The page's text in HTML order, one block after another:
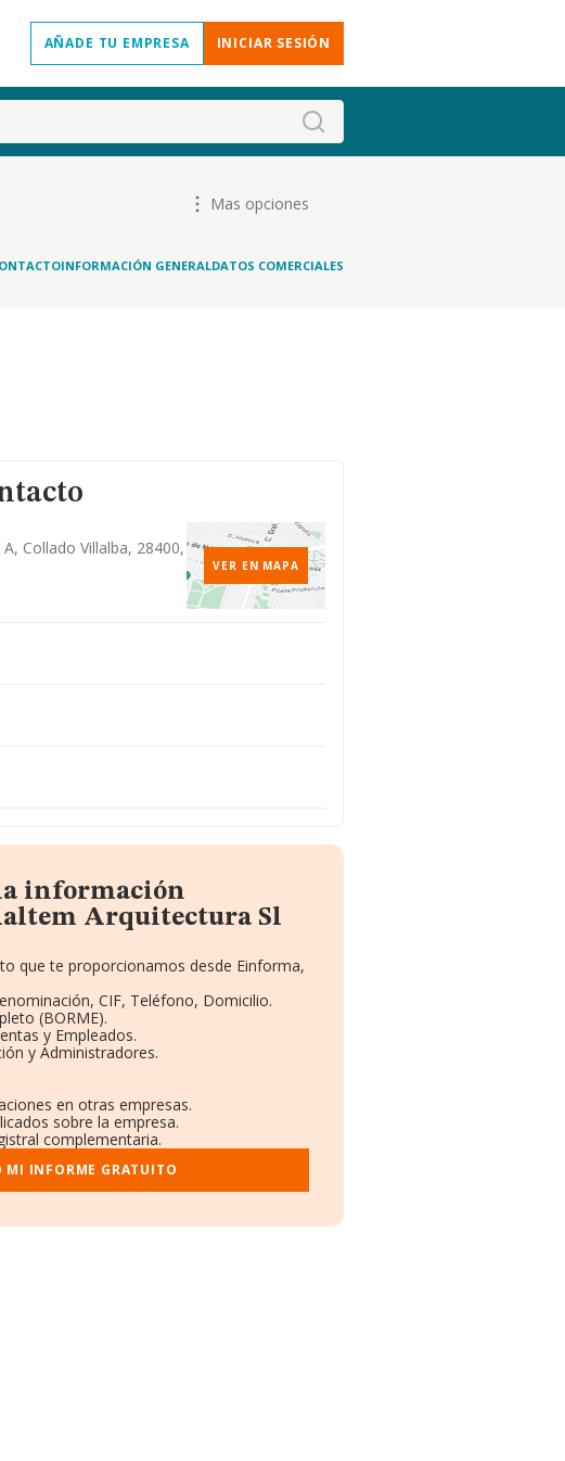
AÑADE TU EMPRESA INICIAR SESIÓN
Mas opciones
INFORMACIÓN GENERALDATOS COMERCIALES
Collado Villalba, 28400,
VER EN MAPA
información
Arquitectura Sl
que te proporcionamos desde Einforma,
CIF, Teléfono, Domicilio.
(BORME).
y Empleados.
y Administradores.
en otras empresas.
sobre la empresa.
complementaria.
MI INFORME GRATUITO